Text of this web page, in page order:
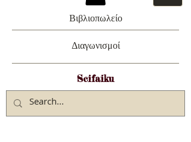
Βιβλιοπωλείο
Διαγωνισμοί
Scifaiku